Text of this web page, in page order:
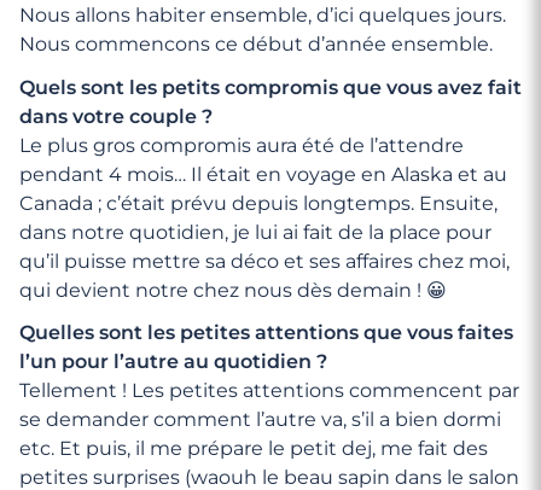
Nous allons habiter ensemble, d’ici quelques jours.
Nous commencons ce début d’année ensemble.
Quels sont les petits compromis que vous avez fait
dans votre couple ?
Le plus gros compromis aura été de l’attendre
pendant 4 mois… Il était en voyage en Alaska et au
Canada ; c’était prévu depuis longtemps. Ensuite,
dans notre quotidien, je lui ai fait de la place pour
qu’il puisse mettre sa déco et ses affaires chez moi,
qui devient notre chez nous dès demain ! 😀
Quelles sont les petites attentions que vous faites
l’un pour l’autre au quotidien ?
Tellement ! Les petites attentions commencent par
se demander comment l’autre va, s’il a bien dormi
etc. Et puis, il me prépare le petit dej, me fait des
petites surprises (waouh le beau sapin dans le salon